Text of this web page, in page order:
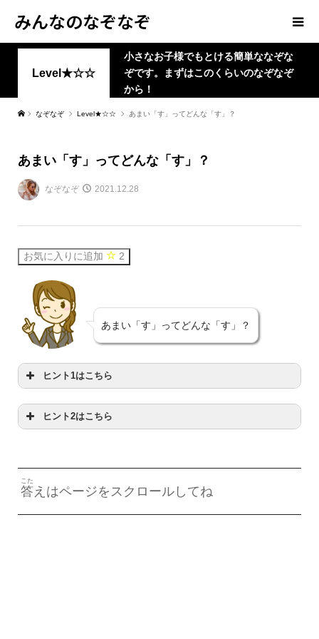
みんなのなぞなぞ
Level★☆☆
小さなお子様でもとける簡単ななぞな
ぞです。まずはこのくらいのなぞなぞ
から！
なぞなぞ Level★☆☆ あまい「す」ってどんな「す」？
あまい「す」ってどんな「す」？
なぞなぞ 2021.12.28
お気に入りに追加 2
あまい「す」ってどんな「す」？
ヒント1はこちら
ヒント2はこちら
答
こた
えはページをスクロールしてね